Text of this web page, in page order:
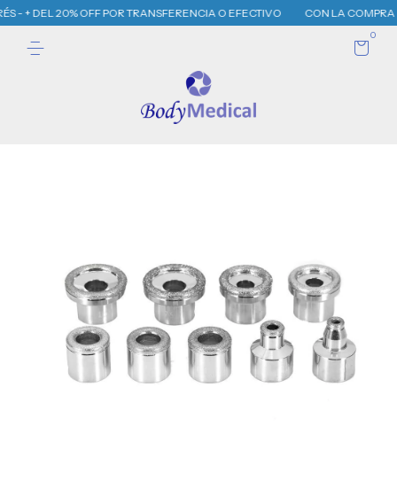
- + DEL 20% OFF POR TRANSFERENCIA O EFECTIVO CON LA COMPRA
0